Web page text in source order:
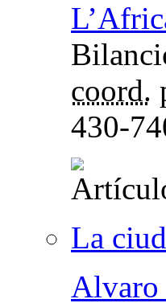
coord.
430-
La
Alvaro